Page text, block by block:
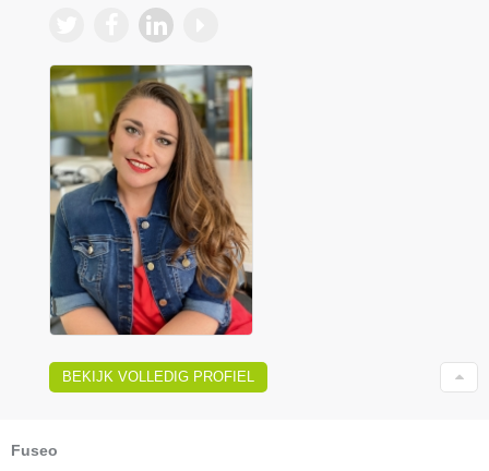
BEKIJK VOLLEDIG PROFIEL
Fuseo